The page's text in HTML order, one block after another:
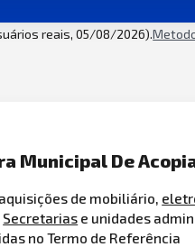
reais, 05/08/2026).
Municipal De
de mobiliário,
Secretarias e unidades
no Termo de Referência